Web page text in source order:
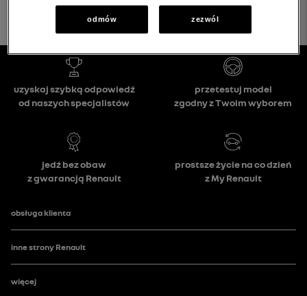
odmów zezwól